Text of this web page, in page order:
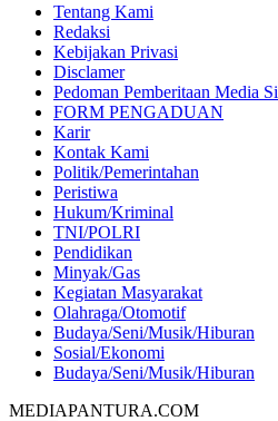
Tentang Kami
Redaksi
Kebijakan Privasi
Disclamer
Pedoman Pemberitaan Media
FORM PENGADUAN
Karir
Kontak Kami
Politik/Pemerintahan
Peristiwa
Hukum/Kriminal
TNI/POLRI
Pendidikan
Minyak/Gas
Kegiatan Masyarakat
Olahraga/Otomotif
Budaya/Seni/Musik/Hiburan
Sosial/Ekonomi
Budaya/Seni/Musik/Hiburan
MEDIAPANTURA.COM